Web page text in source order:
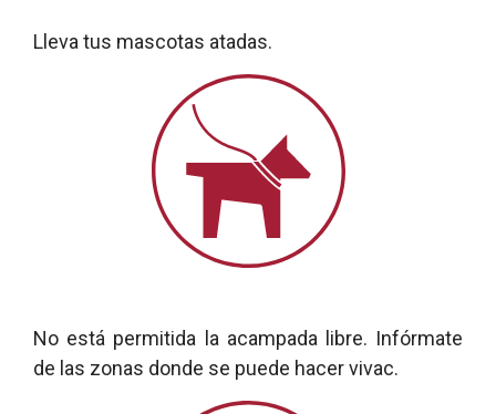
Lleva tus mascotas atadas.
No está permitida la acampada libre. Infórmate
de las zonas donde se puede hacer vivac.